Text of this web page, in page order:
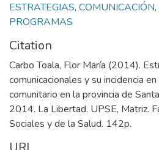
ESTRATEGIAS, COMUNICACIÓN,
PROGRAMAS
Citation
Carbo Toala, Flor María (2014).
comunicacionales y su incidencia
comunitario en la provincia de
2014. La Libertad. UPSE, Matriz.
Sociales y de la Salud. 142p.